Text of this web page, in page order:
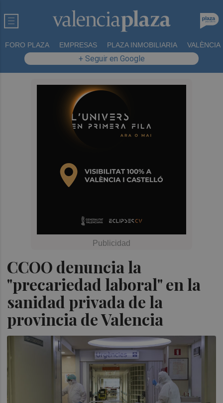
FORO PLAZA EMPRESAS PLAZA INMOBILIARIA VALÈNCIA
+ Seguir en Google
CCOO denuncia la
"precariedad laboral" en la
sanidad privada de la
provincia de Valencia